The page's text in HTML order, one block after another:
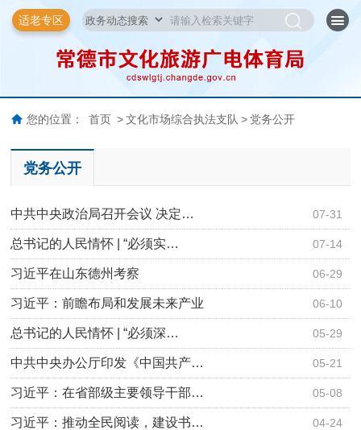
适老专区
您的位置： 首页 > 文化市场综合执法支队 > 党务公开
党务公开
07-31
中共中央政治局召开会议 决定…
07-14
总书记的人民情怀 | “必须实…
06-29
习近平在山东德州考察
06-10
习近平：前瞻布局和发展未来产业
05-29
总书记的人民情怀 | “必须深…
05-21
中共中央办公厅印发《中国共产…
05-08
习近平：在省部级主要领导干部…
04-24
习近平：推动全民阅读，建设书…